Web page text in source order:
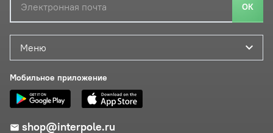
Меню
Мобильное приложение
shop@interpole.ru
ОК